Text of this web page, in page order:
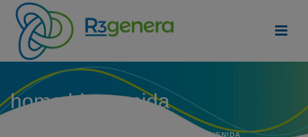
home bienvenida
/ HOME BIENVENIDA